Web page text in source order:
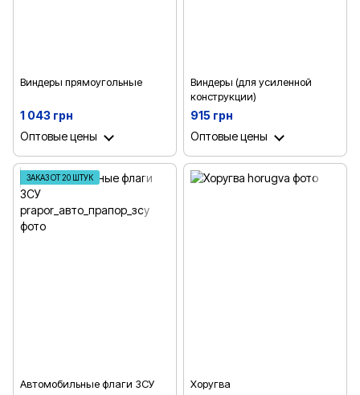
Виндеры прямоугольные
1 043 грн
Оптовые цены
Виндеры (для усиленной
конструкции)
915 грн
Оптовые цены
ЗАКАЗ ОТ 20 ШТУК
Автомобильные флаги ЗСУ Хоругва